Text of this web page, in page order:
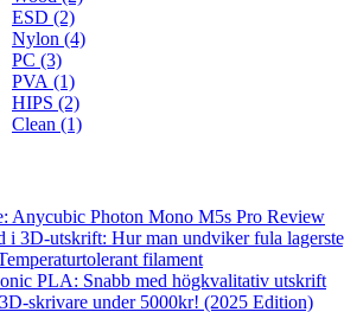
ESD (2)
Nylon (4)
PC (3)
PVA (1)
HIPS (2)
Clean (1)
Anycubic Photon Mono M5s Pro Review
i 3D-utskrift: Hur man undviker fula
filament
PLA: Snabb med högkvalitativ utskrift
skrivare under 5000kr! (2025 Edition)